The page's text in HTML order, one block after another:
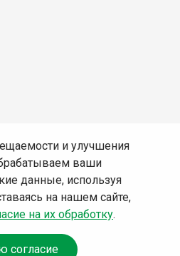
и улучшения
ваши
данные, используя
на нашем сайте,
на их обработку.
согласие